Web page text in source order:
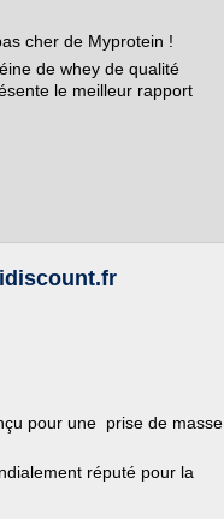
cher de Myprotein !
de whey de qualité
le meilleur rapport
pour une prise de masse
réputé pour la